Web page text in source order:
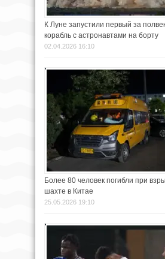
К Луне запустили первый за
корабль с астронавтами на борту
02.04.2026 16:10
Более 80 человек погибли при
шахте в Китае
25.05.2026 19:10